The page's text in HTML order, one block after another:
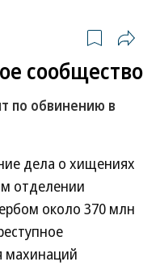
сообщество
по обвинению в
дела о хищениях
отделении
около 370 млн
махинаций